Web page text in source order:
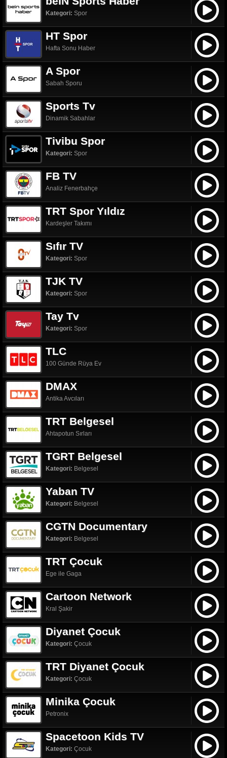
Kategori: Spor
HT Spor
Hafta Sonu Haber
A Spor
Sabah Sporu
Sports Tv
Dinamik Sabahlar
Tivibu Spor
Kategori: Spor
FB TV
Analiz Fenerbahçe
TRT Spor Yıldız
Kardeşler Takımı
Sıfır TV
Kategori: Spor
TJK TV
Kategori: Spor
Tay Tv
Kategori: Spor
TLC
100 Günde Rüya Ev
DMAX
Antika Avcıları
TRT Belgesel
Ahtapotun Sırları
TGRT Belgesel
Kategori: Belgesel
Yaban TV
Kategori: Belgesel
CGTN Documentary
Kategori: Belgesel
TRT Çocuk
Ege ile Gaga
Cartoon Network
Kral Şakir
Diyanet Çocuk
Kategori: Çocuk
TRT Diyanet Çocuk
Kategori: Çocuk
Minika Çocuk
Petronix
Spacetoon Kids TV
Kategori: Çocuk